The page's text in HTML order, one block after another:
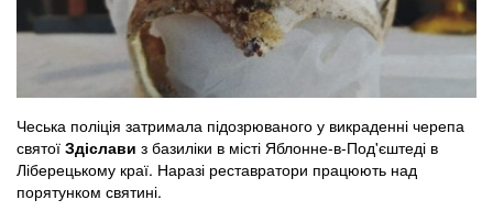
Чеська поліція затримала підозрюваного у викраденні черепа
святої Здіслави з базиліки в місті Яблонне-в-Под'єштеді в
Ліберецькому краї. Наразі реставратори працюють над
порятунком святині.